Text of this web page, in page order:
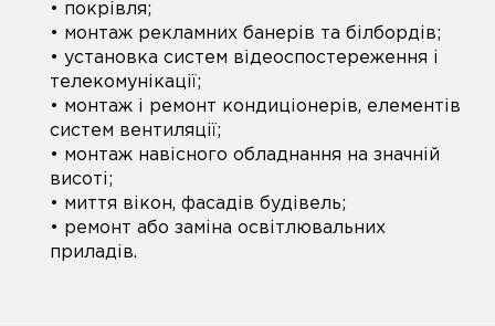
• покрівля;
• монтаж рекламних банерів та білбордів;
• установка систем відеоспостереження і
телекомунікації;
• монтаж і ремонт кондиціонерів, елементів
систем вентиляції;
• монтаж навісного обладнання на значній
висоті;
• миття вікон, фасадів будівель;
• ремонт або заміна освітлювальних
приладів.